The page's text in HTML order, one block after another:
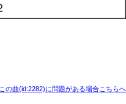
の曲(id:2282)に問題がある場合こちらへ